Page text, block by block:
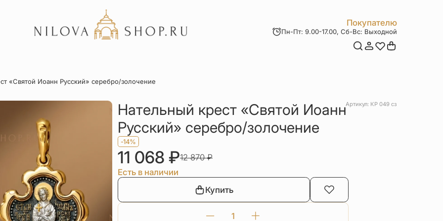
Покупателю
Акции
Пн-Пт: 9.00-17.00, Сб-Вс: Выходной
Акции
Статьи
«Святой Иоанн Русский» серебро/золочение
Нательный крест «Святой Иоанн
Русский» серебро/золочение
Артикул: КР 049 сз
-14%
11 068 ₽12 870₽
Есть в наличии
Купить